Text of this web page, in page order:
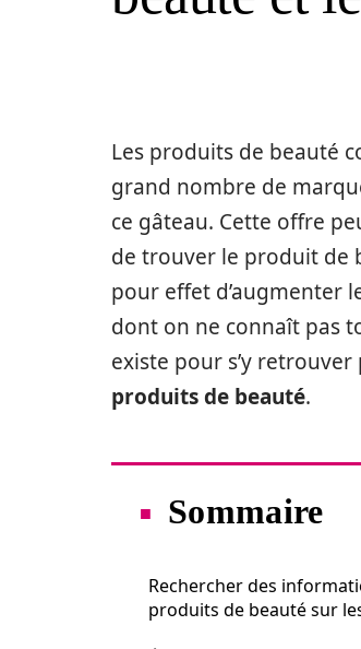
Les produits de beauté
grand nombre de
ce gâteau. Cette offre
de trouver le produit de
pour effet d’augmenter
dont on ne connaît pas
existe pour s’y
produits de beauté.
Sommaire
Rechercher des
produits de beauté sur